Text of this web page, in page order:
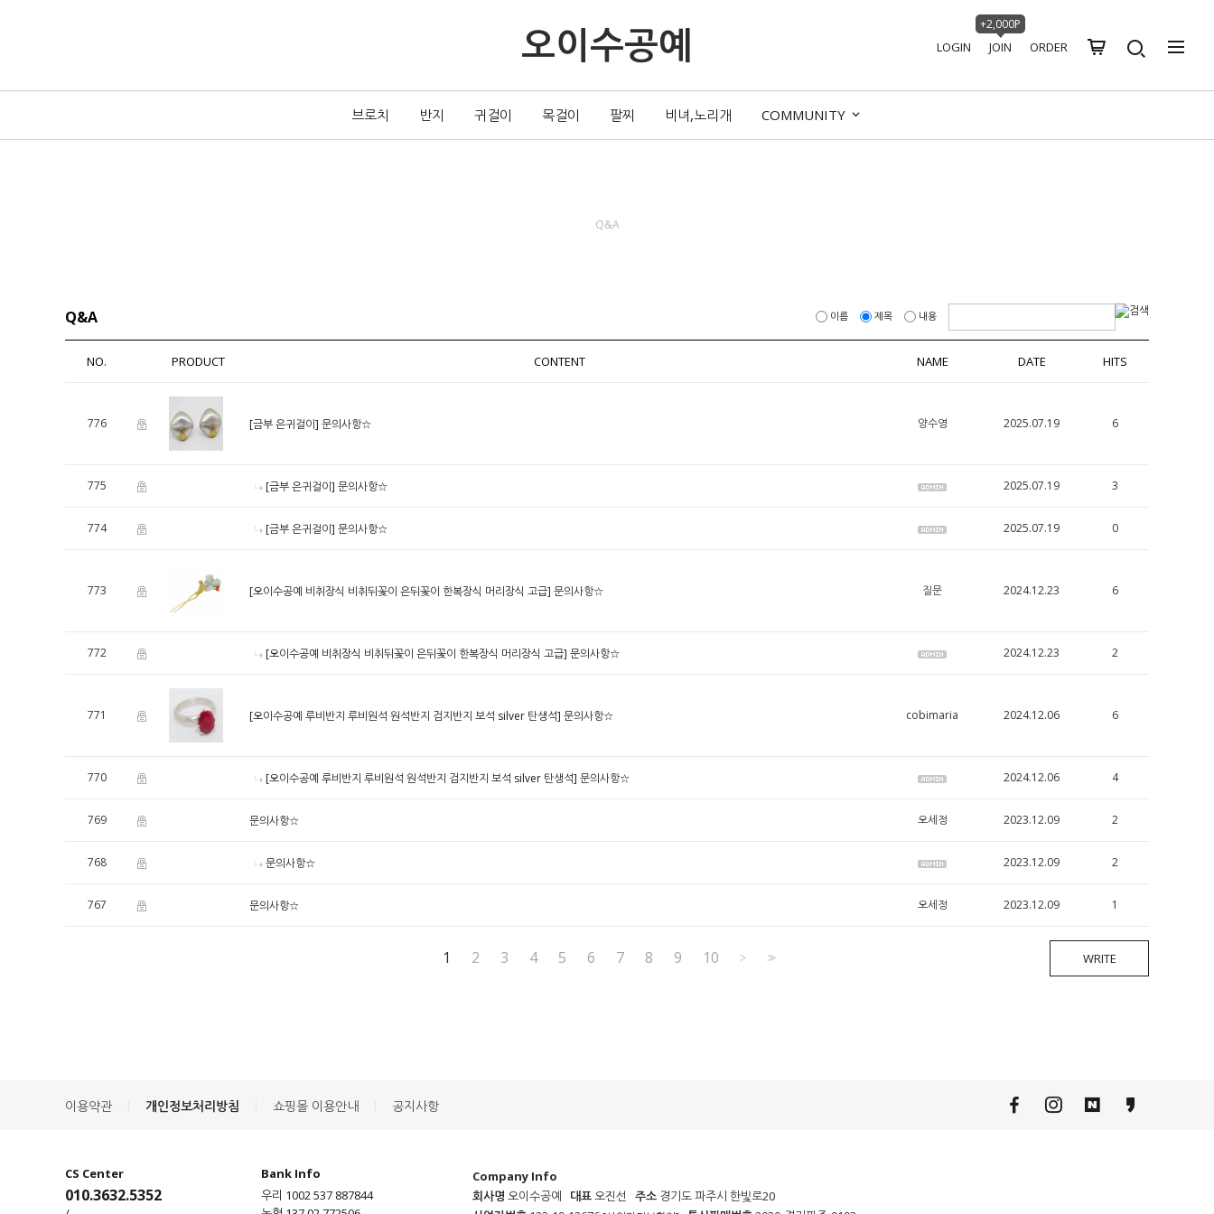
오이수공예 LOGIN JOIN
+2,000P
ORDER
브로치 반지 귀걸이 목걸이 팔찌 비녀,노리개 COMMUNITY
Q&A
Q&A 이름 제목 내용
NO. PRODUCT CONTENT NAME DATE HITS
776 [금부 은귀걸이] 문의사항☆ 양수영 2025.07.19 6
775 [금부 은귀걸이] 문의사항☆ 2025.07.19 3
774 [금부 은귀걸이] 문의사항☆ 2025.07.19 0
773 [오이수공예 비취장식 비취뒤꽃이 은뒤꽃이 한복장식 머리장식 고급] 문의사항☆ 질문 2024.12.23 6
772 [오이수공예 비취장식 비취뒤꽃이 은뒤꽃이 한복장식 머리장식 고급] 문의사항☆ 2024.12.23 2
771 [오이수공예 루비반지 루비원석 원석반지 검지반지 보석 silver 탄생석] 문의사항☆ cobimaria 2024.12.06 6
770 [오이수공예 루비반지 루비원석 원석반지 검지반지 보석 silver 탄생석] 문의사항☆ 2024.12.06 4
769 문의사항☆ 오세정 2023.12.09 2
768 문의사항☆ 2023.12.09 2
767 문의사항☆ 오세정 2023.12.09 1
WRITE
1 2 3 4 5 6 7 8 9 10 > >>
이용약관 개인정보처리방침 쇼핑몰 이용안내 공지사항
CS Center
010.3632.5352
Bank Info
우리 1002 537 887844
Company Info
회사명 오이수공예 대표오진선 주소 경기도 파주시 한빛로20